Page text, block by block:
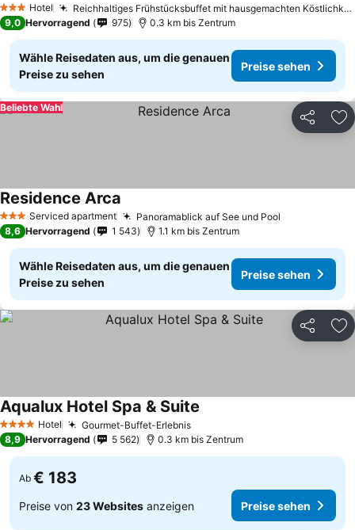
3 SterneHotel Reichhaltiges Frühstücksbuffet mit hausgemachten Köstlichkeiten
9,0 Hervorragend 975 0.3 km bis Zentrum
Wähle Reisedaten aus, um die genauen
Preise zu sehen
Preise sehen
Teilen
Beliebte Wahl
3 SterneServiced apartment Panoramablick auf See und Pool
Residence Arca
8,6 Hervorragend 1 543 1.1 km bis Zentrum
Wähle Reisedaten aus, um die genauen
Preise zu sehen
Preise sehen
Teilen
4 Sterne Hotel Gourmet-Buffet-Erlebnis
Aqualux Hotel Spa & Suite
8,9 Hervorragend 5 562 0.3 km bis Zentrum
Ab € 183
Preise von 23 Websites anzeigen Preise sehen